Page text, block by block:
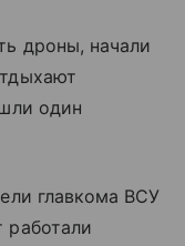
дроны, начали
один
главкома ВСУ
работали